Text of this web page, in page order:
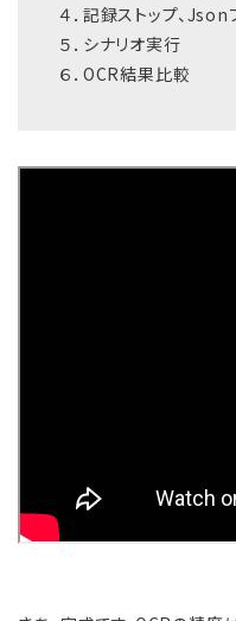
４．記録ストップ、
５．シナリオ実行
６．OCR結果比較